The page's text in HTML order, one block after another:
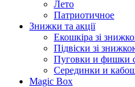
Лето
Патриотичное
Знижки та акції
Екошкіра зі
Підвіски зі
Пуговки и фишки
Серединки и
Magic Box